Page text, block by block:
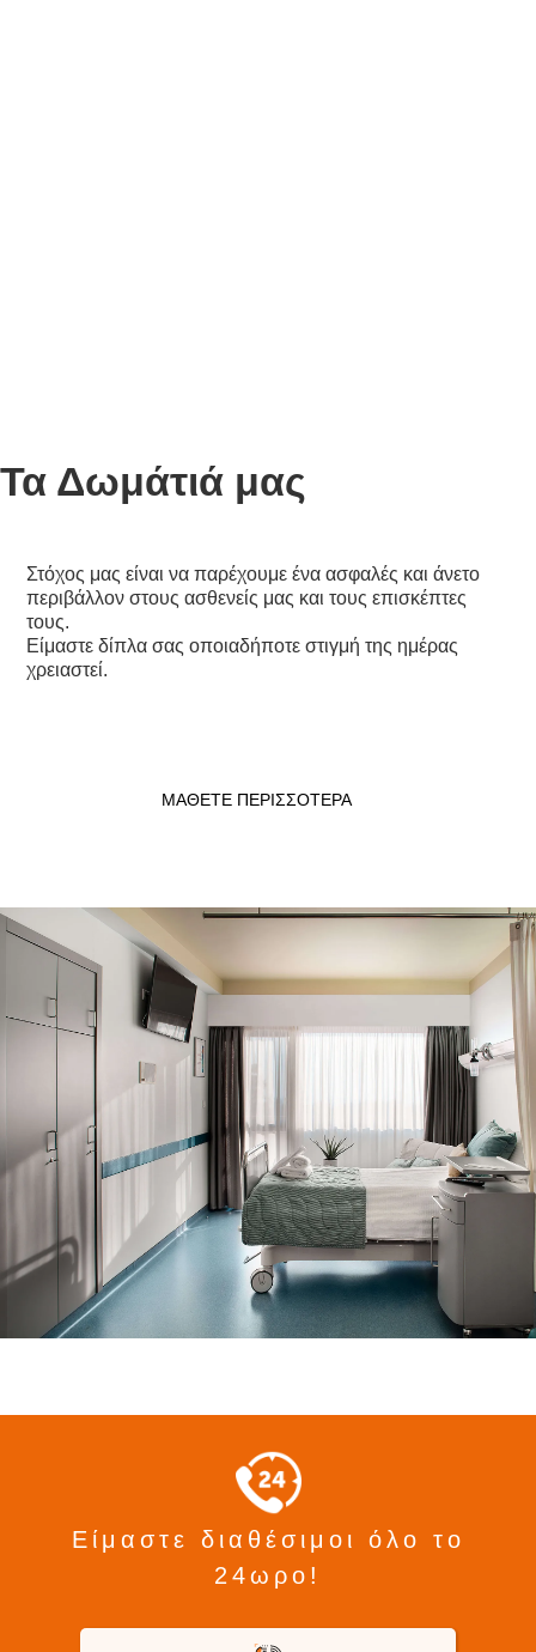
Τα Δωμάτιά μας
Στόχος μας είναι να παρέχουμε ένα ασφαλές και άνετο
περιβάλλον στους ασθενείς μας και τους επισκέπτες
τους.
Είμαστε δίπλα σας οποιαδήποτε στιγμή της ημέρας
χρειαστεί.
ΜΑΘΕΤΕ ΠΕΡΙΣΣΟΤΕΡΑ
Είμαστε διαθέσιμοι όλο το
24ωρο!